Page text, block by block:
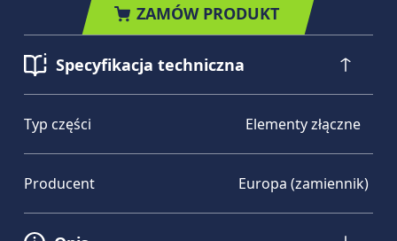
ZAMÓW PRODUKT
Specyfikacja techniczna
Typ części Elementy złączne
Producent Europa (zamiennik)